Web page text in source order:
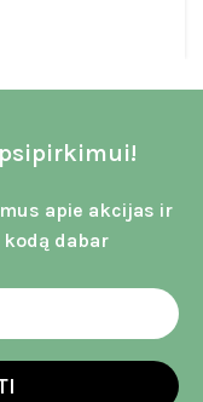
apie akcijas ir
kodą dabar